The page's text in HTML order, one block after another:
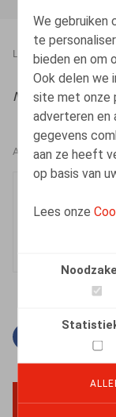
We gebruiken
te
bieden en om
Ook delen we
site met onze
adverteren en
gegevens
aan ze heeft
op basis van
Lees onze
LEGAL MAGAZINES
Nieuwsbrief
AUTEURS